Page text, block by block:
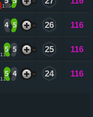
116
4 5 26 116
116
5 5 25 116
116
5 4 24 116